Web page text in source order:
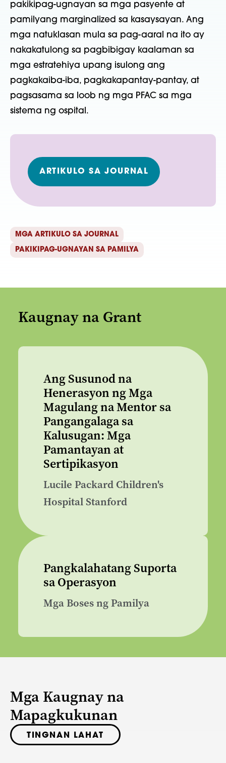
pakikipag-ugnayan sa mga pasyente at
pamilyang marginalized sa kasaysayan. Ang
mga natuklasan mula sa pag-aaral na ito ay
nakakatulong sa pagbibigay kaalaman sa
mga estratehiya upang isulong ang
pagkakaiba-iba, pagkakapantay-pantay, at
pagsasama sa loob ng mga PFAC sa mga
sistema ng ospital.
ARTIKULO SA JOURNAL
MGA ARTIKULO SA JOURNAL
PAKIKIPAG-UGNAYAN SA PAMILYA
Kaugnay na Grant
Ang Susunod na
Henerasyon ng Mga
Magulang na Mentor sa
Pangangalaga sa
Kalusugan: Mga
Pamantayan at
Sertipikasyon
Lucile Packard Children's
Hospital Stanford
Pangkalahatang Suporta
sa Operasyon
Mga Boses ng Pamilya
Mga Kaugnay na
Mapagkukunan
TINGNAN LAHAT